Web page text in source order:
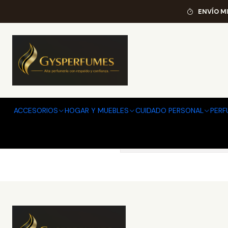
ACCESORIOS HOGAR Y MUEBLES CUIDADO PERSONAL
ENVÍO